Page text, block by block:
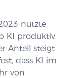
nutzte
KI produktiv.
Anteil steigt
dass KI im
von